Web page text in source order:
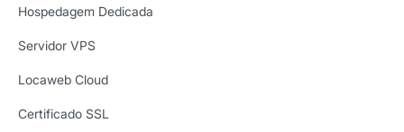
Hospedagem Dedicada
Servidor VPS
Locaweb Cloud
Certificado SSL